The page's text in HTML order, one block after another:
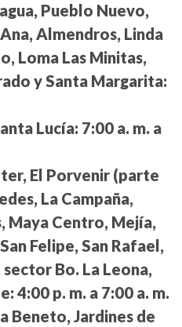
Pueblo Nuevo,
Almendros, Linda
Loma Las Minitas,
y Santa Margarita:
Lucía: 7:00 a. m. a
El Porvenir (parte
La Campaña,
Maya Centro, Mejía,
Felipe, San Rafael,
Bo. La Leona,
4:00 p. m. a 7:00 a. m.
Beneto, Jardines de